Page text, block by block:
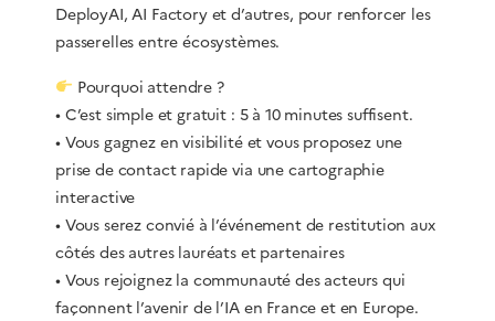
DeployAI, AI Factory et d’autres, pour renforcer les
passerelles entre écosystèmes.
Pourquoi attendre ?
• C’est simple et gratuit : 5 à 10 minutes suffisent.
• Vous gagnez en visibilité et vous proposez une
prise de contact rapide via une cartographie
interactive
• Vous serez convié à l’événement de restitution aux
côtés des autres lauréats et partenaires
• Vous rejoignez la communauté des acteurs qui
façonnent l’avenir de l’IA en France et en Europe.